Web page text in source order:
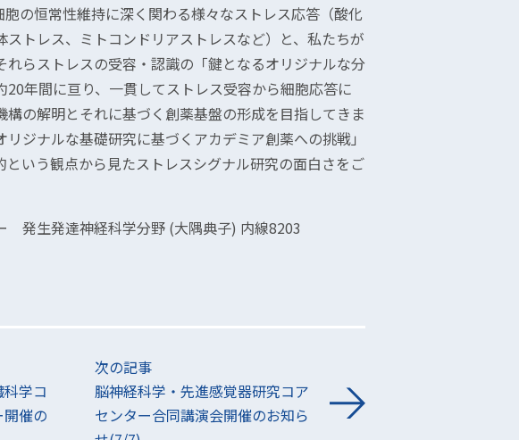
の恒常性維持に深く関わる様々なストレス応答（酸化
トレス、ミトコンドリアストレスなど）と、私たちが
らストレスの受容・認識の「鍵となるオリジナルな分
年間に亘り、一貫してストレス受容から細胞応答に
の解明とそれに基づく創薬基盤の形成を目指してきま
ジナルな基礎研究に基づくアカデミア創薬への挑戦」
いう観点から見たストレスシグナル研究の面白さをご
発生発達神経科学分野 (大隅典子) 内線8203
学コ
催の
次の記事
脳神経科学・先進感覚器研究コア
センター合同講演会開催のお知ら